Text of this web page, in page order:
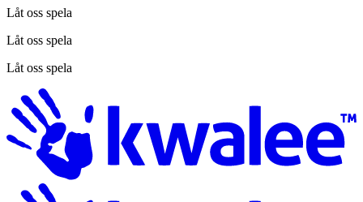
Låt oss spela
Låt oss spela
Låt oss spela